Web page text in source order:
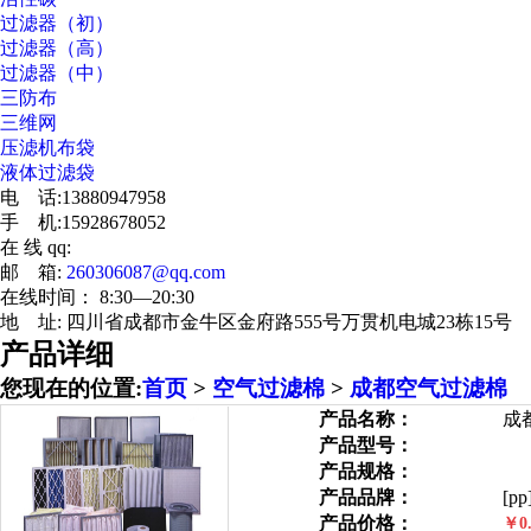
过滤器（初）
过滤器（高）
过滤器（中）
三防布
三维网
压滤机布袋
液体过滤袋
电 话:13880947958
手 机:15928678052
在 线 qq:
邮 箱: 260306087@qq.com
在线时间： 8:30—20:30
地 址: 四川省成都市金牛区金府路555号万贯机电城23栋15号
产品详细
您现在的位置:首页 > 空气过滤棉 > 成都空气过滤棉
产品名称：
成
产品型号：
产品规格：
产品品牌：
产品价格：
￥